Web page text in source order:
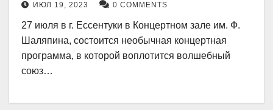
ИЮЛ 19, 2023 0 COMMENTS
27 июля в г. Ессентуки в Концертном зале им. Ф.
Шаляпина, состоится необычная концертная
программа, в которой воплотится волшебный
союз…